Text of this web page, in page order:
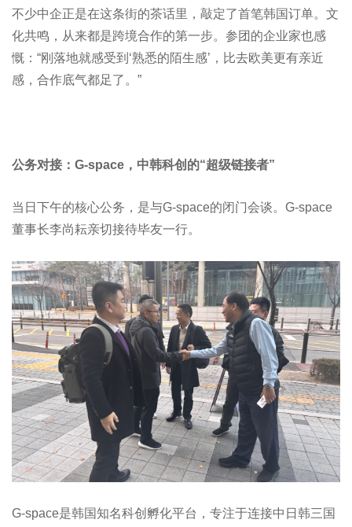
不少中企正是在这条街的茶话里，敲定了首笔韩国订单。文
化共鸣，从来都是跨境合作的第一步。参团的企业家也感
慨：“刚落地就感受到‘熟悉的陌生感’，比去欧美更有亲近
感，合作底气都足了。”
公务对接：G-space，中韩科创的“超级链接者”
当日下午的核心公务，是与G-space的闭门会谈。G-space
董事长李尚耘亲切接待毕友一行。
G-space是韩国知名科创孵化平台，专注于连接中日韩三国